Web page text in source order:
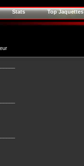
Stats Top Jaquettes